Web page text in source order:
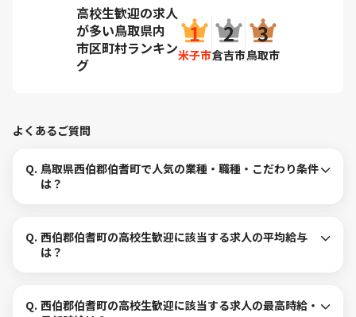
高校生歓迎の求人
が多い鳥取県内
市区町村ランキン
グ
米子市倉吉市鳥取市
よくあるご質問
Q. 鳥取県西伯郡伯耆町で人気の業種・職種・こだわり条件
は？
Q. 西伯郡伯耆町の高校生歓迎に該当する求人の平均給与
は？
Q. 西伯郡伯耆町の高校生歓迎に該当する求人の最高時給・